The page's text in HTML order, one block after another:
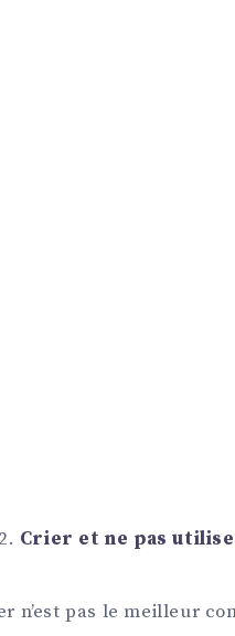
Crier et ne pas
n’est pas le meilleur